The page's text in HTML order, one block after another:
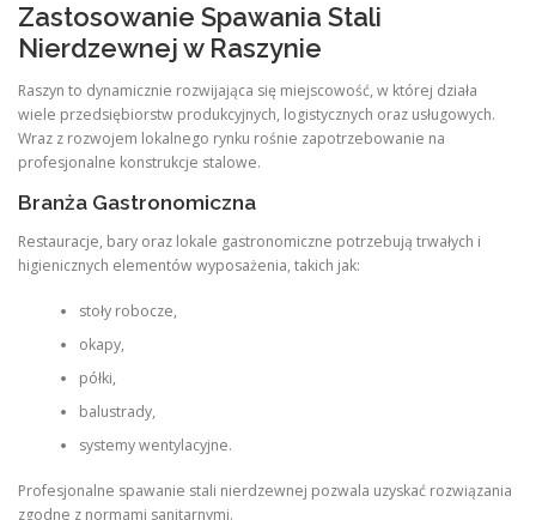
Zastosowanie Spawania Stali
Nierdzewnej w Raszynie
Raszyn to dynamicznie rozwijająca się miejscowość, w której działa
wiele przedsiębiorstw produkcyjnych, logistycznych oraz usługowych.
Wraz z rozwojem lokalnego rynku rośnie zapotrzebowanie na
profesjonalne konstrukcje stalowe.
Branża Gastronomiczna
Restauracje, bary oraz lokale gastronomiczne potrzebują trwałych i
higienicznych elementów wyposażenia, takich jak:
stoły robocze,
okapy,
półki,
balustrady,
systemy wentylacyjne.
Profesjonalne spawanie stali nierdzewnej pozwala uzyskać rozwiązania
zgodne z normami sanitarnymi.